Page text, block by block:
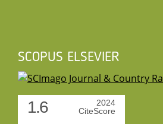
SCOPUS ELSEVIER
1.6
2024
CiteScore